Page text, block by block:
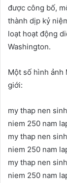
được công bố,
thành dịp kỷ
loạt hoạt động
Washington.
Một số hình ảnh
giới:
my thap nen
niem 250 nam
my thap nen
niem 250 nam
my thap nen
niem 250 nam